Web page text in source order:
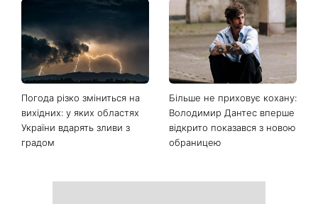
Погода різко зміниться на
вихідних: у яких областях
України вдарять зливи з
градом
Більше не приховує кохану:
Володимир Дантес вперше
відкрито показався з новою
обраницею